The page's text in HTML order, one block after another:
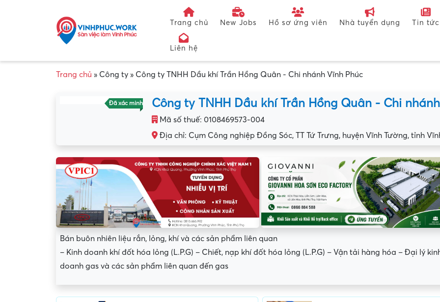
Trang chủ New Jobs Hồ sơ ứng viên Nhà tuyển dụng Tin tức
Liên hệ
Trang chủ » Công ty » Công ty TNHH Dầu khí Trần Hồng Quân - Chi nhánh Vĩnh Phúc
Đã xác minh Công ty TNHH Dầu khí Trần Hồng Quân - Chi
Mã số thuế: 0108469573-004
Địa chỉ: Cụm Công nghiệp Đồng Sóc, TT Tứ Trưng, huyện Vĩnh Tường, tỉnh
Bán buôn nhiên liệu rắn, lỏng, khí và các sản phẩm liên quan
– Kinh doanh khí đốt hóa lỏng (L.P.G) – Chiết, nạp khí đốt hóa lỏng (L.P.G) – Vận tải hàng hóa – Đại lý
doanh gas và các sản phẩm liên quan đến gas